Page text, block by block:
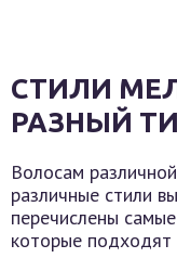
СТИЛИ
РАЗНЫЙ
Волосам
различные стили
перечислены
которые подходят